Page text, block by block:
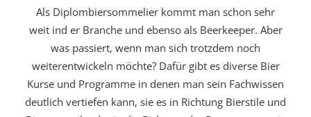
Als Diplombiersommelier kommt man schon sehr
weit ind er Branche und ebenso als Beerkeeper. Aber
was passiert, wenn man sich trotzdem noch
weiterentwickeln möchte? Dafür gibt es diverse Bier
Kurse und Programme in denen man sein Fachwissen
deutlich vertiefen kann, sie es in Richtung Bierstile und